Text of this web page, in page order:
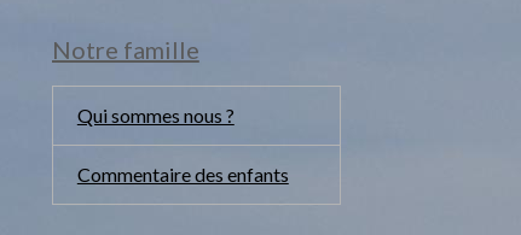
Notre famille
Qui sommes nous ?
Commentaire des enfants